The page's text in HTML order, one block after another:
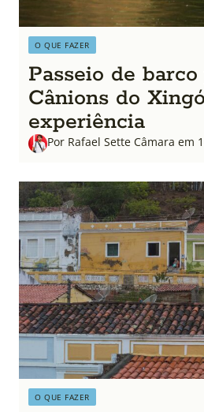
O QUE FAZER
Passeio de
Cânions do
experiência
Por Rafael Sette Câmara em
O QUE FAZER